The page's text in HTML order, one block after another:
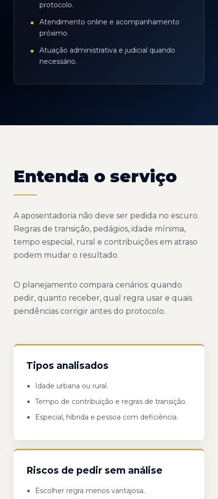
protocolo.
Atendimento online e acompanhamento
próximo.
Atuação administrativa e judicial quando
necessário.
Entenda o serviço
A aposentadoria não deve ser pedida no escuro.
Regras de transição, pedágios, idade mínima,
tempo especial, rural e contribuições em atraso
podem mudar o resultado.
O planejamento compara cenários: quando
pedir, quanto receber, qual regra usar e quais
pendências corrigir antes do protocolo.
Tipos analisados
Idade urbana ou rural.
Tempo de contribuição e regras de transição.
Especial, híbrida e pessoa com deficiência.
Riscos de pedir sem análise
Escolher regra menos vantajosa.